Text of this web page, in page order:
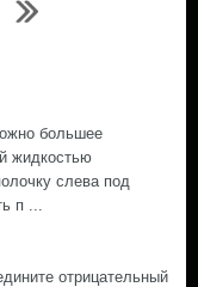
большее
жидкостью
слева под
п ...
отрицательный